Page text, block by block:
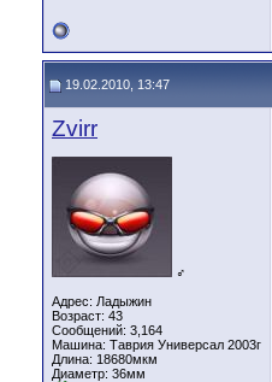
19.02.2010, 13:47
Zvirr
♂
Адрес: Ладыжин
Возраст: 43
Сообщений: 3,164
Машина: Таврия Универсал 2003г
Длина: 18680мкм
Диаметр: 36мм